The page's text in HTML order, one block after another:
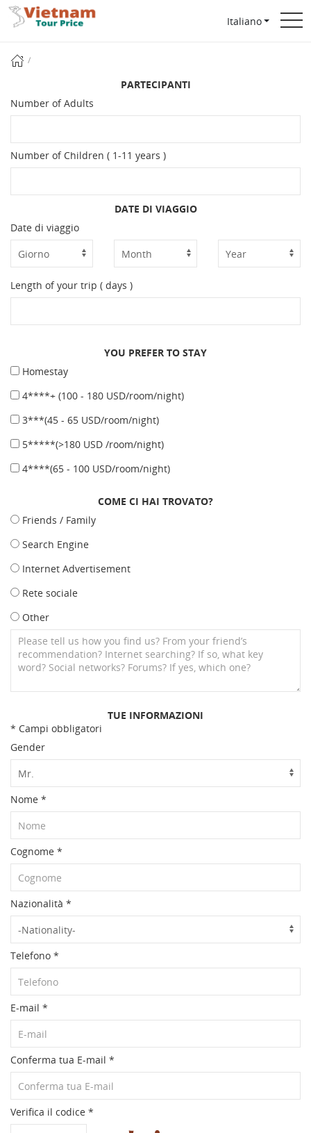
Italiano
PARTECIPANTI
Number of Adults
Number of Children ( 1-11 years )
DATE DI VIAGGIO
Date di viaggio
Length of your trip ( days )
YOU PREFER TO STAY
Homestay
4****+ (100 - 180 USD/room/night)
3***(45 - 65 USD/room/night)
5*****(>180 USD /room/night)
4****(65 - 100 USD/room/night)
COME CI HAI TROVATO?
Friends / Family
Search Engine
Internet Advertisement
Rete sociale
Other
TUE INFORMAZIONI
* Campi obbligatori
Gender
Nome *
Cognome *
Nazionalità *
Telefono *
E-mail *
Conferma tua E-mail *
Verifica il codice *